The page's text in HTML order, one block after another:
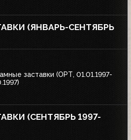
(ЯНВАРЬ-СЕНТЯБРЬ
заставки (ОРТ, 01.01.1997-
(СЕНТЯБРЬ 1997-